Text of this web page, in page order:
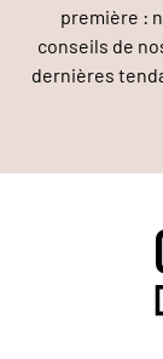
première :
conseils de
dernières